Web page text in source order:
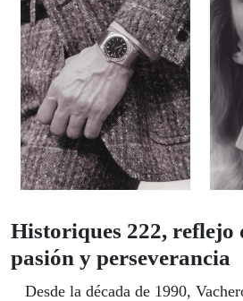
Historiques 222, reflejo
pasión y perseverancia
Desde la década de 1990,